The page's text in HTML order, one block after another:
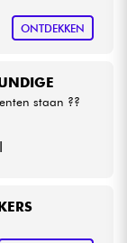
ONTDEKKEN
staan ??